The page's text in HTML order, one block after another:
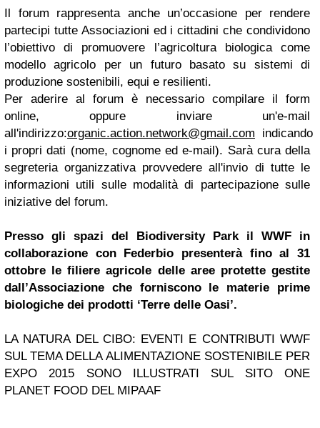
Il forum rappresenta anche un’occasione per rendere
partecipi tutte Associazioni ed i cittadini che condividono
l’obiettivo di promuovere l’agricoltura biologica come
modello agricolo per un futuro basato su sistemi di
produzione sostenibili, equi e resilienti.
Per aderire al forum è necessario compilare il form
online, oppure inviare un'e-mail
all'indirizzo:organic.action.network@gmail.com indicando
i propri dati (nome, cognome ed e-mail). Sarà cura della
segreteria organizzativa provvedere all'invio di tutte le
informazioni utili sulle modalità di partecipazione sulle
iniziative del forum.
Presso gli spazi del Biodiversity Park il WWF in
collaborazione con Federbio presenterà fino al 31
ottobre le filiere agricole delle aree protette gestite
dall’Associazione che forniscono le materie prime
biologiche dei prodotti ‘Terre delle Oasi’.
LA NATURA DEL CIBO: EVENTI E CONTRIBUTI WWF
SUL TEMA DELLA ALIMENTAZIONE SOSTENIBILE PER
EXPO 2015 SONO ILLUSTRATI SUL SITO ONE
PLANET FOOD DEL MIPAAF